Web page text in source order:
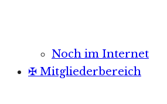
Noch im Internet
✠ Mitgliederbereich